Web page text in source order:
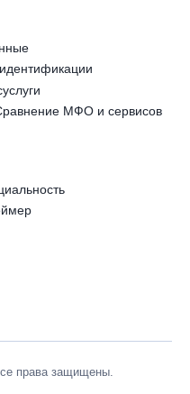
МФО и сервисов
права защищены.